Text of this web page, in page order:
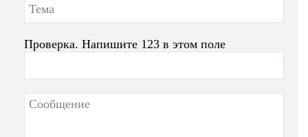
Проверка. Напишите 123 в этом поле